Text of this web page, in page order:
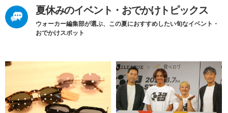
夏休みのイベント・おでかけトピックス
ウォーカー編集部が選ぶ、この夏におすすめしたい旬なイベント・
おでかけスポット